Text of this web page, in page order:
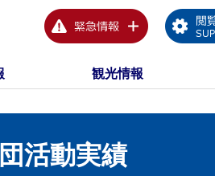
観光情報
活動実績